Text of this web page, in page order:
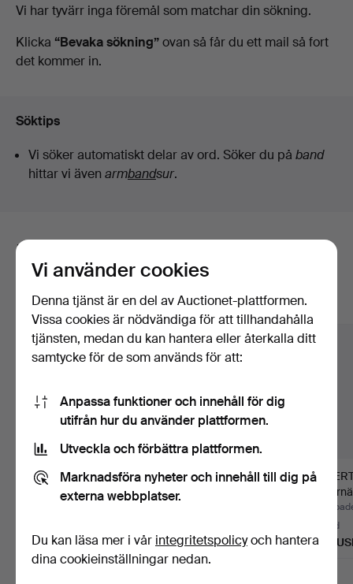
Pågående
auktioner
Vi har tyvärr inga föremål som matchar din sökning.
Klicka “Bevaka sökning”ovan så får du ett mail så fort
det kommer in.
Söktips
Vi söker automatiskt delar av ord. Söker du på band
hittar vi även armbandsur.
Här är föremål från vårt arkiv som
matchar din sökning
Visa alla föremål
ANTON MICHELSEN.
Vin-/vattenkanna med
140 USD
NANNA DITZEL.
Örhängen i
271 USD
P.
8 bud
220
Vi använder cookies
Denna tjänst är en del av Auctionet-plattformen.
Vissa cookies är nödvändiga för att tillhandahålla
tjänsten, medan du kan hantera eller återkalla ditt
samtycke för de som används för att:
Anpassa funktioner och innehåll för dig
utifrån hur du använder plattformen.
Utveckla och förbättra plattformen.
Marknadsföra nyheter och innehåll till dig på
externa webbplatser.
Du kan läsa mer i vår integritetspolicyoch hantera
dina cookieinställningar nedan.